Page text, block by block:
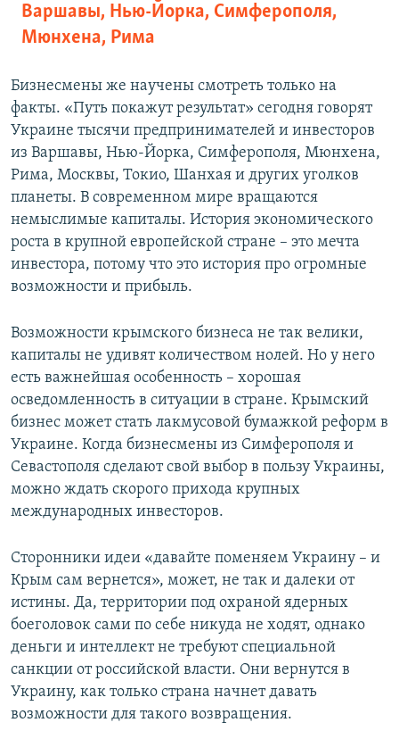
Варшавы, Нью-Йорка, Симферополя,
Мюнхена, Рима
Бизнесмены же научены смотреть только на
факты. «Путь покажут результат» сегодня говорят
Украине тысячи предпринимателей и инвесторов
из Варшавы, Нью-Йорка, Симферополя, Мюнхена,
Рима, Москвы, Токио, Шанхая и других уголков
планеты. В современном мире вращаются
немыслимые капиталы. История экономического
роста в крупной европейской стране – это мечта
инвестора, потому что это история про огромные
возможности и прибыль.
Возможности крымского бизнеса не так велики,
капиталы не удивят количеством нолей. Но у него
есть важнейшая особенность – хорошая
осведомленность в ситуации в стране. Крымский
бизнес может стать лакмусовой бумажкой реформ в
Украине. Когда бизнесмены из Симферополя и
Севастополя сделают свой выбор в пользу Украины,
можно ждать скорого прихода крупных
международных инвесторов.
Сторонники идеи «давайте поменяем Украину – и
Крым сам вернется», может, не так и далеки от
истины. Да, территории под охраной ядерных
боеголовок сами по себе никуда не ходят, однако
деньги и интеллект не требуют специальной
санкции от российской власти. Они вернутся в
Украину, как только страна начнет давать
возможности для такого возвращения.